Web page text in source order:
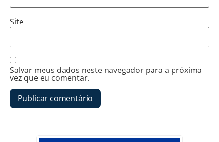
Site
Salvar meus dados neste navegador para a próxima
vez que eu comentar.